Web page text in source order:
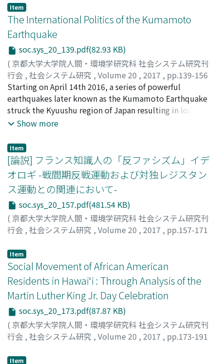
祐野, 恵
Item
The International Politics of the Kumamoto
Earthquake
soc.sys_20_139.pdf(82.93 KB)
( 京都大学大学院人間・環境学研究科 社会システム研究刊
行会 , 社会システム研究 , Volume 20 , 2017 , pp.139-156
)
SMITH, Michael;スミス, マイケル;スミス, マイケル
Starting on April 14th 2016, a series of powerful
earthquakes later known as the Kumamoto Earthquake
struck the Kyuushu region of Japan resulting in loss of
life, severed lifelines and mass evacuations. In response,
troops to affected areas and created a special 20 trillion
yen (179 billion US$) budget to fund housing, business
and infrastructure. However, the rhetoric surrounding
the actions of the Abe Administration were interpreted
by the media as taking advantage of a natural disaster
to achieve political goals. In particular, comments
made by chief cabinet secretary Yoshihide Suga which
alluded to the need to amend Japan?s constitution and
the dispatch of U.S. Military aircraft to the disaster zone
were perceived by writers, journalists and academics as
Shock Doctrine?using disaster to push political agenda
that had nothing to do with disaster recovery or
response. In spite of this, the Abe Administration saw
both short and long-term improvement in its public
approval ratings in the wake of what many average
people?both Japanese and foreign?viewed an effective
handling of a major natural disaster. This paper will
discuss causes for the divorce between public and
media perception of the Japanese government?s
Show more
Item
[論説] フランス知識人の「反ファシズム」イデ
オロギ -戦間期反戦運動および対独レジスタン
ス運動との関連において-
soc.sys_20_157.pdf(481.54 KB)
( 京都大学大学院人間・環境学研究科 社会システム研究刊
行会 , 社会システム研究 , Volume 20 , 2017 , pp.157-171
細川, 真由
Item
Social Movement of African American
Residents in Hawai‘i : Through Analysis of the
Martin Luther King Jr. Day Celebration
soc.sys_20_173.pdf(87.87 KB)
( 京都大学大学院人間・環境学研究科 社会システム研究刊
行会 , 社会システム研究 , Volume 20 , 2017 , pp.173-191
SAITO, Yumi
Item